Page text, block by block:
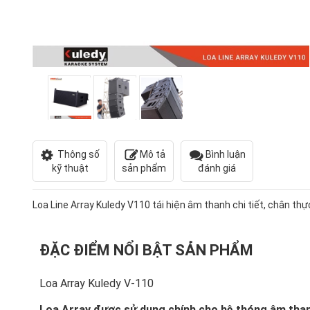
Thông số
kỹ thuật
Mô tả
sản phẩm
Bình luận
đánh giá
Loa Line Array Kuledy V110 tái hiện âm thanh chi tiết, chân
ĐẶC ĐIỂM NỔI BẬT SẢN PHẨM
Loa Array Kuledy V-110